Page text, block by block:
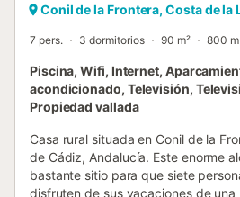
Conil de la Frontera, Costa de la
7 pers. 3 dormitorios 90 m² 800
Piscina, Wifi, Internet,
acondicionado, Televisión,
Propiedad vallada
Casa rural situada en Conil de la
de Cádiz, Andalucía. Este enorme
bastante sitio para que siete
disfruten de sus vacaciones de